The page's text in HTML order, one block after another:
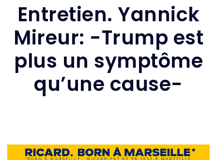
Entretien. Yannick
Mireur: -Trump est
plus un symptôme
qu’une cause-